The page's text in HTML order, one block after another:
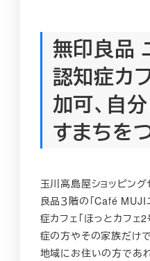
無印良品
認知症カ
加可、自
すまちを
玉川高島屋ショッピング
良品３階の「Café MUJI
症カフェ「ほっとカフェ
症の方やその家族だけ
地域にお住いの方であ